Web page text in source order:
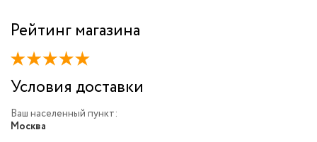
Рейтинг магазина
Условия доставки
Ваш населенный пункт:
Москва